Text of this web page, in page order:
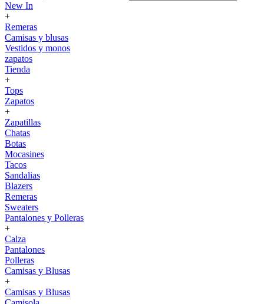
New In
+
Remeras
Camisas y blusas
Vestidos y monos
zapatos
Tienda
+
Tops
Zapatos
+
Zapatillas
Chatas
Botas
Mocasines
Tacos
Sandalias
Blazers
Remeras
Sweaters
Pantalones y Polleras
+
Calza
Pantalones
Polleras
Camisas y Blusas
+
Camisas y Blusas